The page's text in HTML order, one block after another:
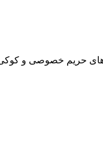
حریم خصوصی و کوکی